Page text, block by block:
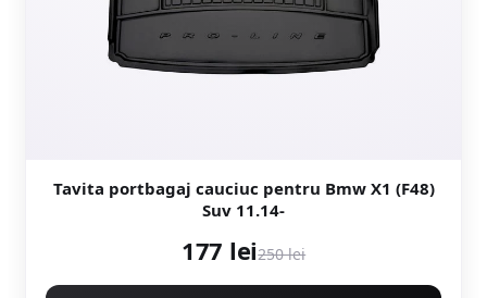
Tavita portbagaj cauciuc pentru Bmw X1 (F48)
Suv 11.14-
177 lei250 lei